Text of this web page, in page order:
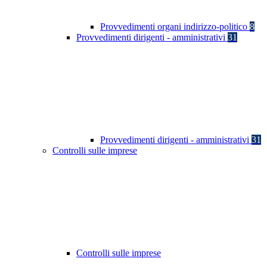
Provvedimenti organi indirizzo-politico 8
Provvedimenti dirigenti - amministrativi 31
Provvedimenti dirigenti - amministrativi 31
Controlli sulle imprese
Controlli sulle imprese